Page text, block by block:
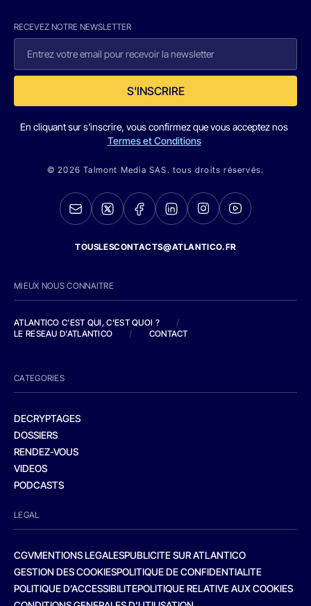
RECEVEZ NOTRE NEWSLETTER
S'INSCRIRE
En cliquant sur s'inscrire, vous confirmez que vous acceptez nos
Termes et Conditions
© 2026 Talmont Media SAS. tous droits réservés.
TOUSLESCONTACTS@ATLANTICO.FR
MIEUX NOUS CONNAITRE
ATLANTICO C'EST QUI, C'EST QUOI ?
/
LE RESEAU D'ATLANTICO
/ CONTACT
CATEGORIES
DECRYPTAGES
DOSSIERS
RENDEZ-VOUS
VIDEOS
PODCASTS
LEGAL
CGVMENTIONS LEGALESPUBLICITE SUR ATLANTICO
GESTION DES COOKIESPOLITIQUE DE CONFIDENTIALITE
POLITIQUE D’ACCESSIBILITEPOLITIQUE RELATIVE AUX COOKIES